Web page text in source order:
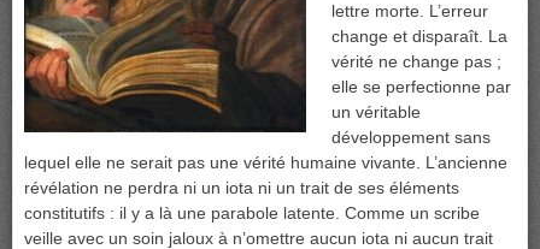
lettre morte. L’erreur
change et disparaît. La
vérité ne change pas ;
elle se perfectionne par
un véritable
développement sans
lequel elle ne serait pas une vérité humaine vivante. L’ancienne
révélation ne perdra ni un iota ni un trait de ses éléments
constitutifs : il y a là une parabole latente. Comme un scribe
veille avec un soin jaloux à n’omettre aucun iota ni aucun trait